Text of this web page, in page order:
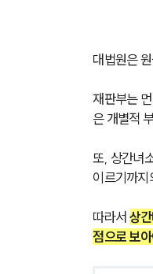
대법원은
재판부는
은 개별적
또, 상간녀
이르기까지
따라서 상
점으로 보